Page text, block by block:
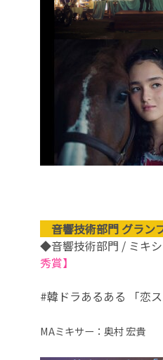
音響技術部門 グラン
◆音響技術部門 / ミキ
秀賞】
#韓ドラあるある 「恋
MAミキサー：奥村 宏貴